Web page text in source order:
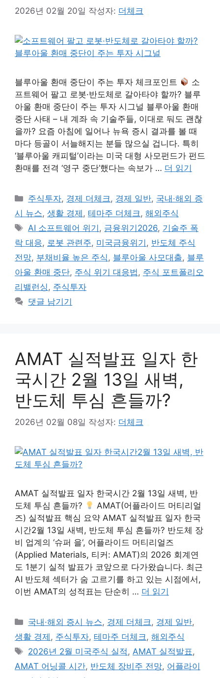
2026년 02월 20일 작성자: 더체크
블루아울 환매 중단이 주는 투자 체크포인트
소
프트웨어 팔고 로봇·반도체로 갈아타야 할까? 블루
아울 환매 중단이 주는 투자 시그널 블루아울 환매
중단 사태 – 내 계좌 속 기술주들, 이대로 둬도 괜찮
을까? 요즘 아침에 일어나 뉴욕 증시 결과를 볼 때
마다 등골이 서늘해지는 분들 많으실 겁니다. 특히
‘블루아울 캐피털’이라는 미국 대형 사모펀드가 펀드
환매를 전격 ‘영구 중단’했다는 속보가 … 더 읽기
카
테
리
주식투자, 경제 더체크, 경제 일반, 국내·해외 증
시 뉴스, 생활 경제 , 테마주 더체크, 해외주식
태
그
AI 소프트웨어 위기 , 금융위기2026, 기술주 폭
락 대응, 로봇 관련주, 미국금융위기 , 반도체 주식
전망, 부채비율 높은 주식, 블루아울 사모대출, 블루
아울 환매 중단, 주식 위기 대응법, 주식 포트폴리오
리밸런싱, 주식투자
댓글 남기기
AMAT 실적발표 일자 한
국시간 2월 13일 새벽,
반도체 투심 흔들까?
2026년 02월 08일 작성자: 더체크
AMAT 실적발표 일자 한국시간 2월 13일 새벽, 반
도체 투심 흔들까?
AMAT(어플라이드 머티리얼
즈) 실적발표 핵심 요약 AMAT 실적발표 일자 한국
시간2월 13일 새벽, 반도체 투심 흔들까? 반도체 장
비 업계의 ‘슈퍼 을‘, 어플라이드 머티리얼즈
(Applied Materials, 티커: AMAT)의 2026 회계연
도 1분기 실적 발표가 코앞으로 다가왔습니다. 최근
AI 반도체 섹터가 숨 고르기를 하고 있는 시점에서,
이번 AMAT의 성적표는 단순히 … 더 읽기
카
테
리
국내·해외 증시 뉴스, 경제 더체크 , 경제 일반,
생활 경제 , 주식투자, 테마주 더체크 , 해외주식
태
그
2026년 2월 미국주식 실적 , AMAT 실적발표 ,
AMAT 어닝콜 시간, 반도체 장비주 전망, 어플라이